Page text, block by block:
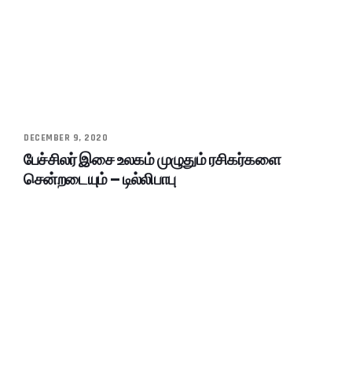
DECEMBER 9, 2020
பேச்சிலர் இசை உலகம் முழுதும் ரசிகர்களை
சென்றடையும் – டில்லிபாபு